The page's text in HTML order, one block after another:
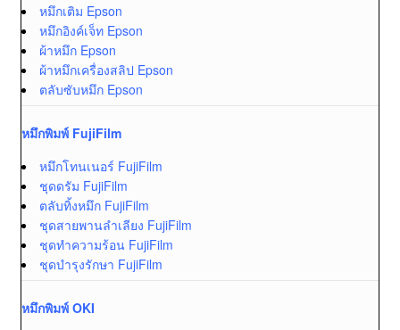
หมึกเติม Epson
หมึกอิงค์เจ็ท Epson
ผ้าหมึก Epson
ผ้าหมึกเครื่องสลิป Epson
ตลับซับหมึก Epson
หมึกพิมพ์ FujiFilm
หมึกโทนเนอร์ FujiFilm
ชุดดรัม FujiFilm
ตลับทิ้งหมึก FujiFilm
ชุดสายพานลำเลียง FujiFilm
ชุดทำความร้อน FujiFilm
ชุดบำรุงรักษา FujiFilm
หมึกพิมพ์ OKI